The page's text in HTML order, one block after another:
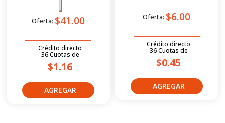
Oferta: $41.00
Crédito directo
36Cuotas de
$1.16
Oferta: $6.00
Crédito directo
36Cuotas de
$0.45